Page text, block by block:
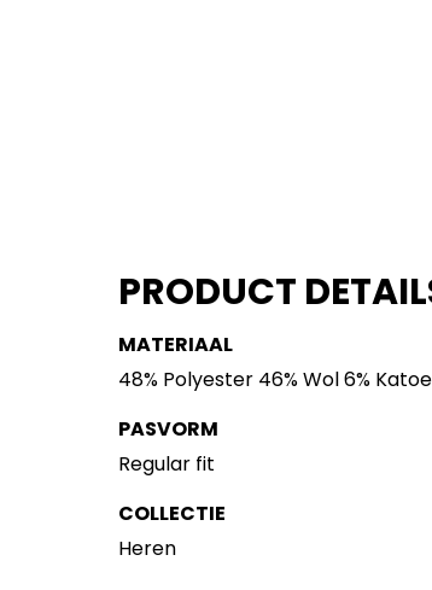
PRODUCT
MATERIAAL
48% Polyester 46% Wol 6%
PASVORM
Regular fit
COLLECTIE
Heren